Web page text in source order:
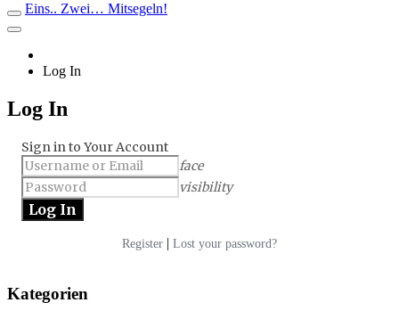
Eins.. Zwei… Mitsegeln!
Log In
Log In
Sign in to Your Account
face
visibility
Register | Lost your password?
Kategorien